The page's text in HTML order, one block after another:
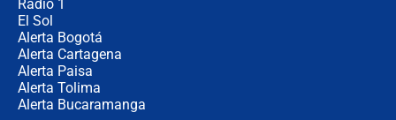
Radio 1
El Sol
Alerta Bogotá
Alerta Cartagena
Alerta Paisa
Alerta Tolima
Alerta Bucaramanga